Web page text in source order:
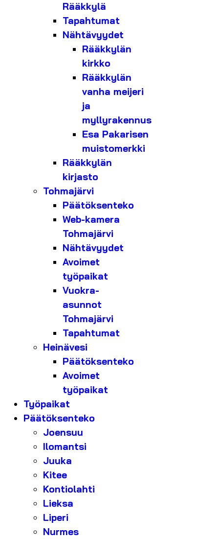
Rääkkylä
Tapahtumat
Nähtävyydet
Rääkkylän
kirkko
Rääkkylän
vanha meijeri
ja
myllyrakennus
Esa Pakarisen
muistomerkki
Rääkkylän
kirjasto
Tohmajärvi
Päätöksenteko
Web-kamera
Tohmajärvi
Nähtävyydet
Avoimet
työpaikat
Vuokra-
asunnot
Tohmajärvi
Tapahtumat
Heinävesi
Päätöksenteko
Avoimet
työpaikat
Työpaikat
Päätöksenteko
Joensuu
Ilomantsi
Juuka
Kitee
Kontiolahti
Lieksa
Liperi
Nurmes